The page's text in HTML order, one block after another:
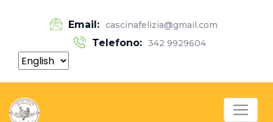
Email: cascinafelizia@gmail.com
Telefono: 342 9929604